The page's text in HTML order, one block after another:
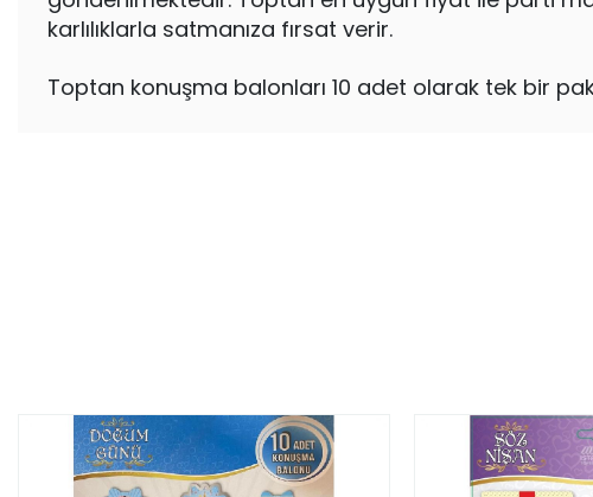
karlılıklarla satmanıza fırsat verir.
Toptan konuşma balonları 10 adet olarak tek bir